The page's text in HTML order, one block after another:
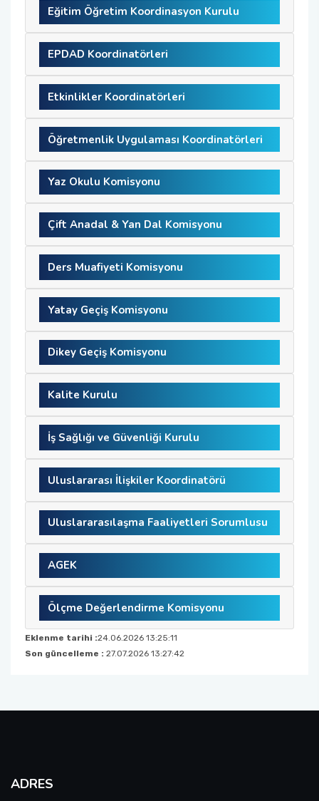
Eğitim Öğretim Koordinasyon Kurulu
EPDAD Koordinatörleri
Etkinlikler Koordinatörleri
Öğretmenlik Uygulaması Koordinatörleri
Yaz Okulu Komisyonu
Çift Anadal & Yan Dal Komisyonu
Ders Muafiyeti Komisyonu
Yatay Geçiş Komisyonu
Dikey Geçiş Komisyonu
Kalite Kurulu
İş Sağlığı ve Güvenliği Kurulu
Uluslararası İlişkiler Koordinatörü
Uluslararasılaşma Faaliyetleri Sorumlusu
AGEK
Ölçme Değerlendirme Komisyonu
Eklenme tarihi :24.06.2026 13:25:11
Son güncelleme : 27.07.2026 13:27:42
ADRES
Organizasyon Şeması
Fotoğraf Galerisi
Eğitim Raporları
Öğrenci Bilgi Sistemi (OBS)
Değişim Programları
Barınma, Burs ve Çalışma Olanakları (SKS)
Mezun Bilgi Sistemi
Aday Öğrenci
Danışmanlıklar